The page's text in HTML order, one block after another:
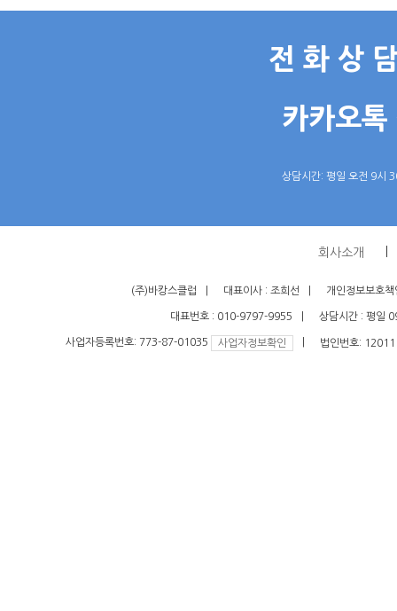
전 화 상
카카오톡
상담시간: 평일 오전 9시
회사소개
(주)바캉스클럽 대표이사 : 조희선 개인정보보호
대표번호 : 010-9797-9955 상담시간 : 평일
사업자등록번호: 773-87-01035 사업자정보확인 법인번호: